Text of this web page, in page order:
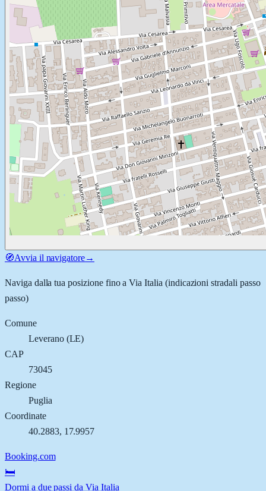
🧭Avvia il navigatore→
Naviga dalla tua posizione fino aVia Italia (indicazioni stradali passo
passo)
Comune
Leverano(LE)
CAP
73045
Regione
Puglia
Coordinate
40.2883, 17.9957
Booking.com
🛏️
Dormi a due passi da Via Italia